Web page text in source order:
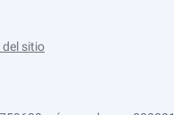
del sitio